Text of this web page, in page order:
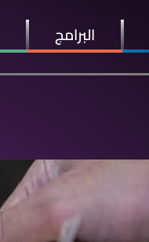
البرامج